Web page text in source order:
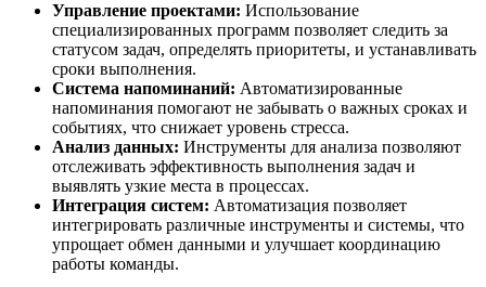
Управление проектами: Использование
специализированных программ позволяет следить за
статусом задач, определять приоритеты, и устанавливать
сроки выполнения.
Система напоминаний: Автоматизированные
напоминания помогают не забывать о важных сроках и
событиях, что снижает уровень стресса.
Анализ данных: Инструменты для анализа позволяют
отслеживать эффективность выполнения задач и
выявлять узкие места в процессах.
Интеграция систем: Автоматизация позволяет
интегрировать различные инструменты и системы, что
упрощает обмен данными и улучшает координацию
работы команды.